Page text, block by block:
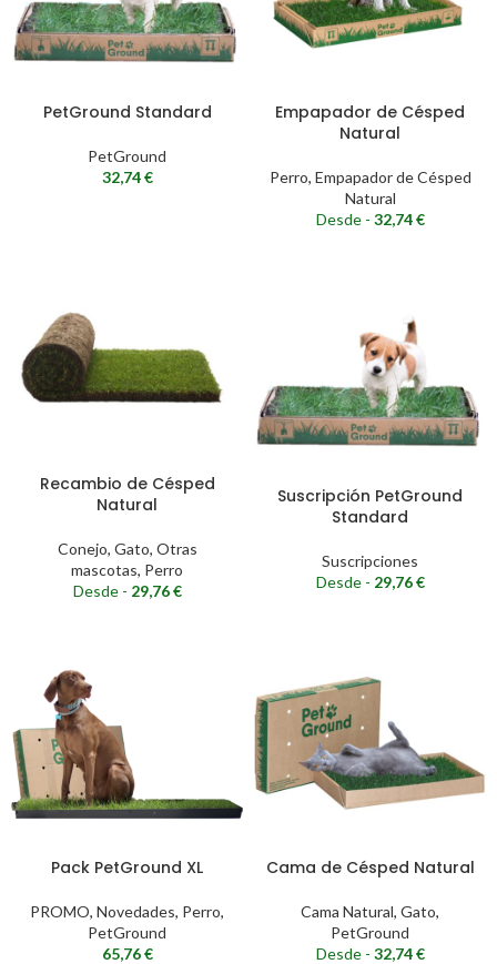
PetGround Standard
PetGround
32,74€
Empapador de Césped
Natural
Perro, Empapador de Césped
Natural
Desde - 32,74€
Recambio de Césped
Natural
Conejo, Gato, Otras
mascotas, Perro
Desde - 29,76€
Suscripción PetGround
Standard
Suscripciones
Desde - 29,76€
Pack PetGround XL
PROMO, Novedades, Perro,
PetGround
65,76€
Cama de Césped Natural
Cama Natural, Gato,
PetGround
Desde - 32,74€